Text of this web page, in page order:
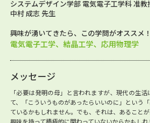
システムデザイン学部 電気電子工学科 准教
中村 成志 先生
興味が湧いてきたら、この学問がオススメ！
電気電子工学、結晶工学、応用物理学
メッセージ
「必要は発明の母」と言われますが、現代の生
て、「こういうものがあったらいいのに」という
ているかもしれません。でも、それは、あること
興味を持って積極的に関わっていないからかもしれ